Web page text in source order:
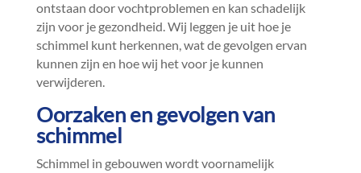
ontstaan door vochtproblemen en kan schadelijk
zijn voor je gezondheid.​ Wij leggen je uit hoe je
schimmel kunt herkennen, wat de gevolgen ervan
kunnen zijn en hoe wij het voor je kunnen
verwijderen.​
Oorzaken en gevolgen van
schimmel
Schimmel in gebouwen wordt voornamelijk